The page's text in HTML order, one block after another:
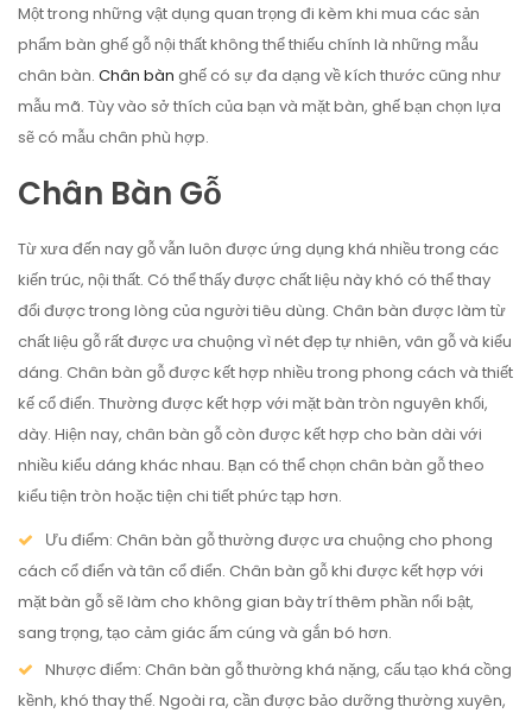
Một trong những vật dụng quan trọng đi kèm khi mua các sản
phẩm bàn ghế gỗ nội thất không thể thiếu chính là những mẫu
chân bàn. Chân bàn ghế có sự đa dạng về kích thước cũng như
mẫu mã. Tùy vào sở thích của bạn và mặt bàn, ghế bạn chọn lựa
sẽ có mẫu chân phù hợp.
Chân Bàn Gỗ
Từ xưa đến nay gỗ vẫn luôn được ứng dụng khá nhiều trong các
kiến trúc, nội thất. Có thể thấy được chất liệu này khó có thể thay
đổi được trong lòng của người tiêu dùng. Chân bàn được làm từ
chất liệu gỗ rất được ưa chuộng vì nét đẹp tự nhiên, vân gỗ và kiểu
dáng. Chân bàn gỗ được kết hợp nhiều trong phong cách và thiết
kế cổ điển. Thường được kết hợp với mặt bàn tròn nguyên khối,
dày. Hiện nay, chân bàn gỗ còn được kết hợp cho bàn dài với
nhiều kiểu dáng khác nhau. Bạn có thể chọn chân bàn gỗ theo
kiểu tiện tròn hoặc tiện chi tiết phức tạp hơn.
Ưu điểm: Chân bàn gỗ thường được ưa chuộng cho phong
cách cổ điển và tân cổ điển. Chân bàn gỗ khi được kết hợp với
mặt bàn gỗ sẽ làm cho không gian bày trí thêm phần nổi bật,
sang trọng, tạo cảm giác ấm cúng và gắn bó hơn.
Nhược điểm: Chân bàn gỗ thường khá nặng, cấu tạo khá cồng
kềnh, khó thay thế. Ngoài ra, cần được bảo dưỡng thường xuyên,